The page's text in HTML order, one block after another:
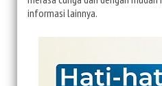
informasi lainnya.